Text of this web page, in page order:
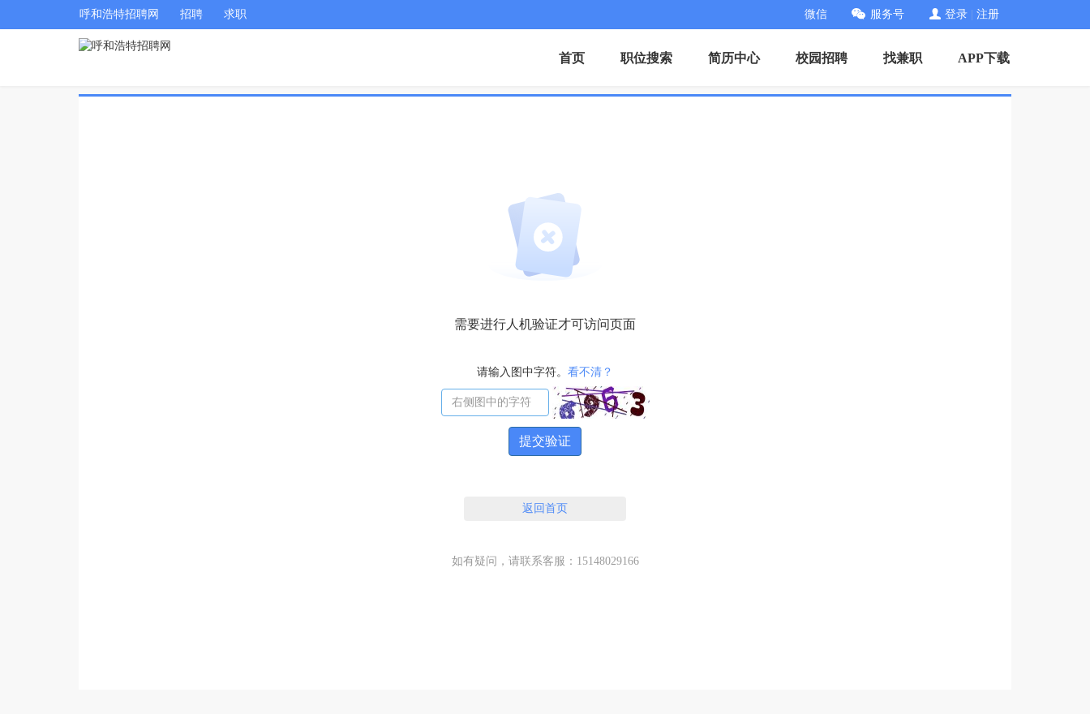
呼和浩特招聘网 招聘 求职 微信 服务号 登录 注册
首页 职位搜索 简历中心 校园招聘 找兼职 APP下载
需要进行人机验证才可访问页面
请输入图中字符。 看不清？
提交验证
返回首页
如有疑问，请联系客服：15148029166